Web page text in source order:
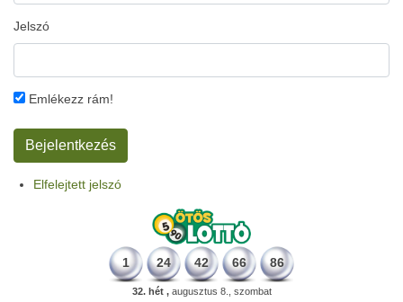
Jelszó
Emlékezz rám!
Elfelejtett jelszó
1 24 42 66 86
32. hét ,augusztus 8., szombat